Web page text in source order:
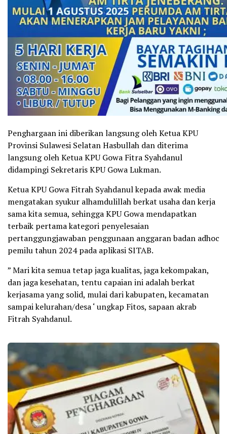
Penghargaan ini diberikan langsung oleh Ketua KPU
Provinsi Sulawesi Selatan Hasbullah dan diterima
langsung oleh Ketua KPU Gowa Fitra Syahdanul
didampingi Sekretaris KPU Gowa Lukman.
Ketua KPU Gowa Fitrah Syahdanul kepada awak media
mengatakan syukur alhamdulillah berkat usaha dan kerja
sama kita semua, sehingga KPU Gowa mendapatkan
terbaik pertama kategori penyelesaian
pertanggungjawaban penggunaan anggaran badan adhoc
pemilu tahun 2024 pada aplikasi SITAB.
” Mari kita semua tetap jaga kualitas, jaga kekompakan,
dan jaga kesehatan, tentu capaian ini adalah berkat
kerjasama yang solid, mulai dari kabupaten, kecamatan
sampai kelurahan/desa ‘ ungkap Fitos, sapaan akrab
Fitrah Syahdanul.